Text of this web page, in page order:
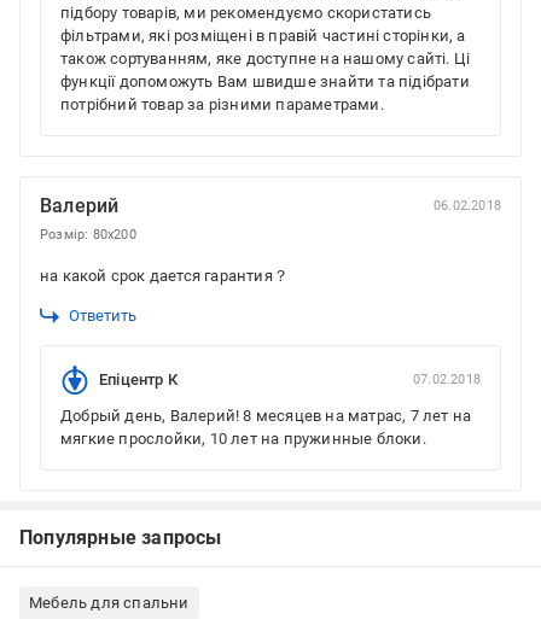
підбору товарів, ми рекомендуємо скористатись
фільтрами, які розміщені в правій частині сторінки, а
також сортуванням, яке доступне на нашому сайті. Ці
функції допоможуть Вам швидше знайти та підібрати
потрібний товар за різними параметрами.
Валерий
06.02.2018
Розмір: 80x200
на какой срок дается гарантия？
Ответить
Епіцентр К 07.02.2018
Добрый день, Валерий! 8 месяцев на матрас, 7 лет на
мягкие прослойки, 10 лет на пружинные блоки.
Популярные запросы
Мебель для спальни